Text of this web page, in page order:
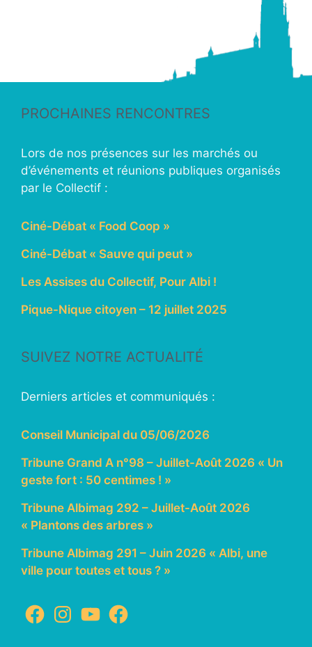
PROCHAINES RENCONTRES
Lors de nos présences sur les marchés ou
d’événements et réunions publiques organisés
par le Collectif :
Ciné-Débat « Food Coop »
Ciné-Débat « Sauve qui peut »
Les Assises du Collectif, Pour Albi !
Pique-Nique citoyen – 12 juillet 2025
SUIVEZ NOTRE ACTUALITÉ
Derniers articles et communiqués :
Conseil Municipal du 05/06/2026
Tribune Grand A n°98 – Juillet-Août 2026 « Un
geste fort : 50 centimes ! »
Tribune Albimag 292 – Juillet-Août 2026
« Plantons des arbres »
Tribune Albimag 291 – Juin 2026 « Albi, une
ville pour toutes et tous ? »